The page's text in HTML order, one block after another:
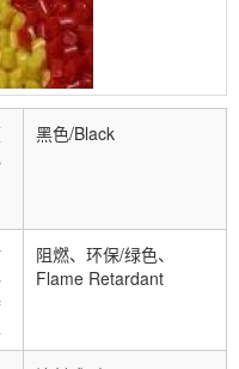
黑色/Black
阻燃、环保/绿色、
Flame Retardant